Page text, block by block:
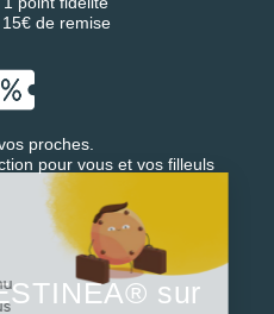
vous
de remise
proches.
pour vous et vos filleuls
sur